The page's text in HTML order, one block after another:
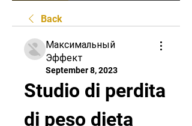
Back
Максимальный
Эффект
September 8, 2023
Studio di perdita
di peso dieta